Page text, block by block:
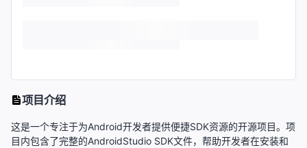
项目介绍
这是一个专注于为Android开发者提供便捷SDK资源的开源项目。项
目内包含了完整的AndroidStudio SDK文件，帮助开发者在安装和